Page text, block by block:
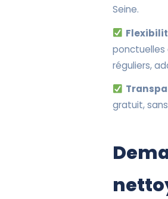
Seine.
ponctuelles
réguliers,
gratuit,